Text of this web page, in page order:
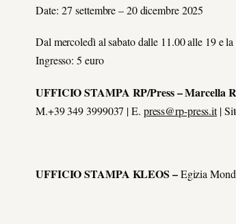
Date: 27 settembre – 20 dicembre 2025
Dal mercoledì al sabato dalle 11.00 alle 19 e
Ingresso: 5 euro
UFFICIO STAMPA RP/Press – Marcella
M.+39 349 3999037 | E. press@rp-press.it|
UFFICIO STAMPA KLEOS –Egizia